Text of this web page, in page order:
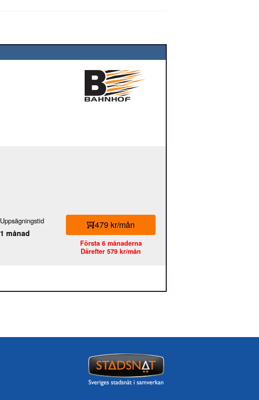
Uppsägningstid
1 månad
479 kr/mån
Första 6 månaderna
Därefter 579 kr/mån